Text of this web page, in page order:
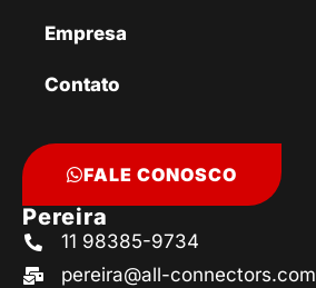
Empresa
Contato
FALE CONOSCO
Pereira
11 98385-9734
pereira@all-connectors.com